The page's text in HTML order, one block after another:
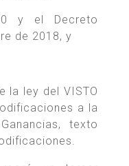
y el Decreto
de 2018, y
la ley del VISTO
a la
texto